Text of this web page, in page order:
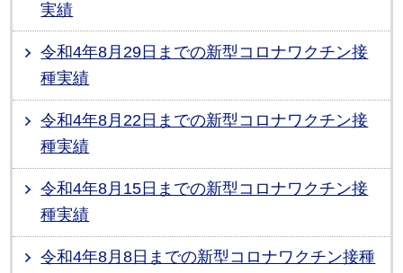
実績
令和4年8月29日までの新型コロナワクチン接
種実績
令和4年8月22日までの新型コロナワクチン接
種実績
令和4年8月15日までの新型コロナワクチン接
種実績
令和4年8月8日までの新型コロナワクチン接種